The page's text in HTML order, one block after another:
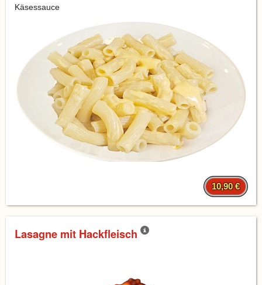
Käsessauce
10,90 €
Lasagne mit Hackfleisch